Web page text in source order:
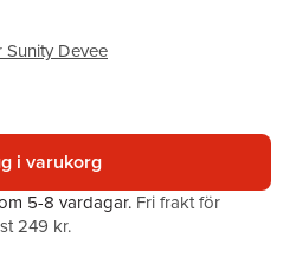
Sunity Devee
i varukorg
5-8 vardagar. Fri frakt för
249 kr.